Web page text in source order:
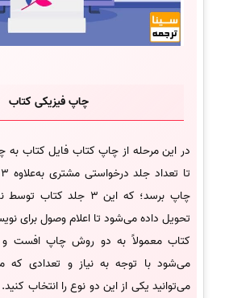
چاپ فیزیکی کتاب
در این مرحله از چاپ کتاب فایل کتاب به
چاپ برسد؛ که این 3 جلد
تحویل داده می‌شود تا اعلام وصول برای
کتاب معمولاً به دو روش چاپ افست و
می‌شود با توجه به نیاز و تعدادی که
می‌توانید یکی از این دو نوع را انتخاب کنید.